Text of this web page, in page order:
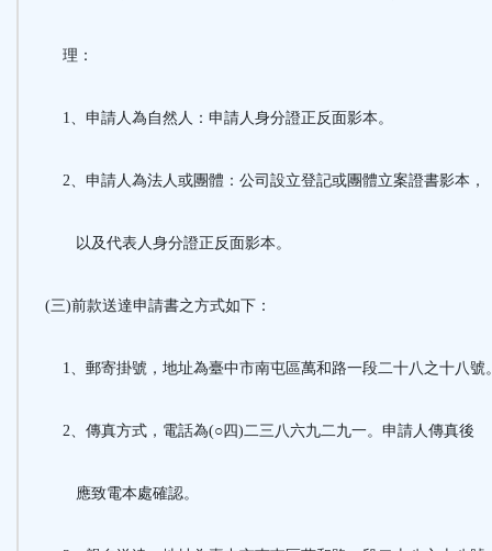
理：
1、申請人為自然人：申請人身分證正反面影本。
2、申請人為法人或團體：公司設立登記或團體立案證書影本，
以及代表人身分證正反面影本。
(三)前款送達申請書之方式如下：
1、郵寄掛號，地址為臺中市南屯區萬和路一段二十八之十八號
2、傳真方式，電話為(○四)二三八六九二九一。申請人傳真後
應致電本處確認。